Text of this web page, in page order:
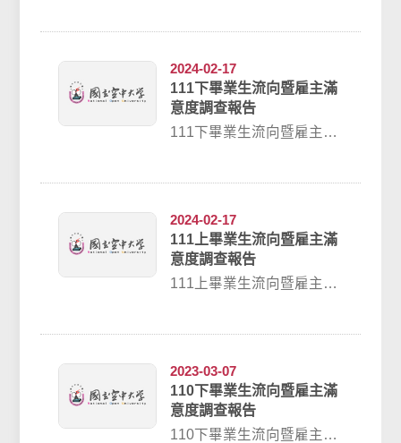
2024-02-17
111下畢業生流向暨雇主滿
意度調查報告
111下畢業生流向暨雇主滿
2024-02-17
111上畢業生流向暨雇主滿
意度調查報告
111上畢業生流向暨雇主滿
2023-03-07
110下畢業生流向暨雇主滿
意度調查報告
110下畢業生流向暨雇主滿